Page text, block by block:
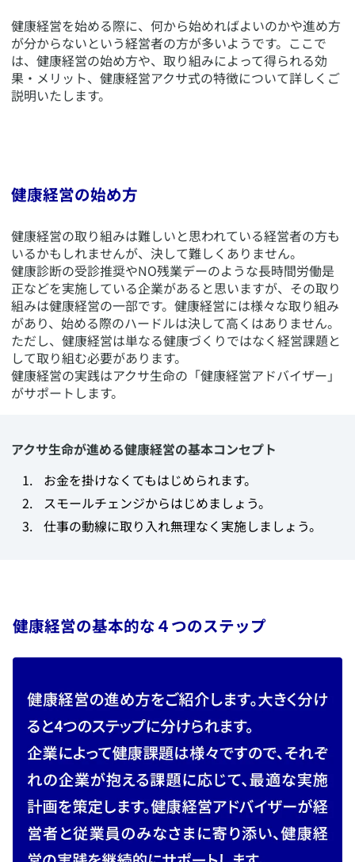
​健康経営を始める際に、何から始めればよいのかや進め方
が分からないという経営者の方が多いようです。ここで
は、健康経営の始め方や、取り組みによって得られる効
果・メリット、健康経営アクサ式の特徴について詳しくご
説明いたします。
健康経営の始め方
​健康経営の取り組みは難しいと思われている経営者の方も
いるかもしれませんが、決して難しくありません。
健康診断の受診推奨やNO残業デーのような長時間労働是
正などを実施している企業があると思いますが、その取り
組みは健康経営の一部です。健康経営には様々な取り組み
があり、始める際のハードルは決して高くはありません。
ただし、健康経営は単なる健康づくりではなく経営課題と
して取り組む必要があります。
健康経営の実践はアクサ生命の「健康経営アドバイザー」
がサポートします。
アクサ生命が進める健康経営の基本コンセプト
​お金を掛けなくてもはじめられます。
​スモールチェンジからはじめましょう。
​仕事の動線に取り入れ無理なく実施しましょう。
健康経営の基本的な４つのステップ